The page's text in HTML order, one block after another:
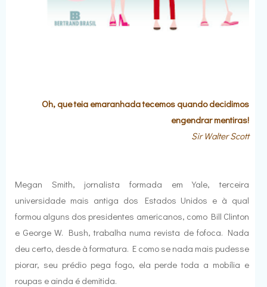
Oh, que teia emaranhada tecemos quando decidimos
engendrar mentiras!
Sir Walter Scott
Megan Smith, jornalista formada em Yale, terceira
universidade mais antiga dos Estados Unidos e à qual
formou alguns dos presidentes americanos, como Bill Clinton
e George W. Bush, trabalha numa revista de fofoca. Nada
deu certo, desde à formatura. E como se nada mais pudesse
piorar, seu prédio pega fogo, ela perde toda a mobília e
roupas e ainda é demitida.